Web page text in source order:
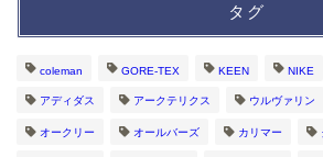
タグ
coleman GORE-TEX KEEN NIKE
アディダス アークテリクス ウルヴァリン
オークリー オールバーズ カリマー